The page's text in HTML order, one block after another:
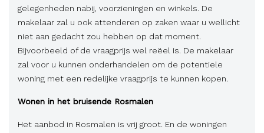
gelegenheden nabij, voorzieningen en winkels. De
makelaar zal u ook attenderen op zaken waar u wellicht
niet aan gedacht zou hebben op dat moment.
Bijvoorbeeld of de vraagprijs wel reëel is. De makelaar
zal voor u kunnen onderhandelen om de potentiele
woning met een redelijke vraagprijs te kunnen kopen.
Wonen in het bruisende Rosmalen
Het aanbod in Rosmalen is vrij groot. En de woningen